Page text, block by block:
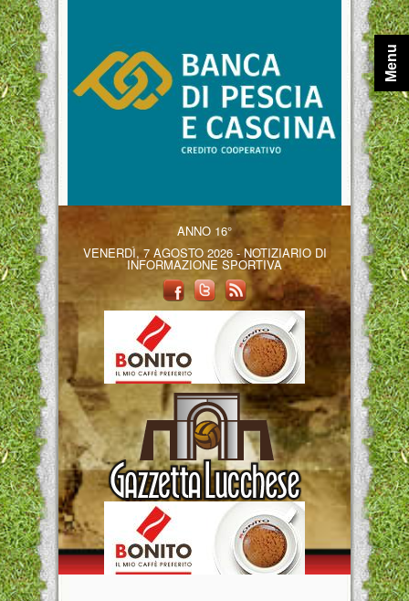
ANNO 16°
VENERDÌ, 7 AGOSTO 2026 - NOTIZIARIO DI
INFORMAZIONE SPORTIVA
Menu